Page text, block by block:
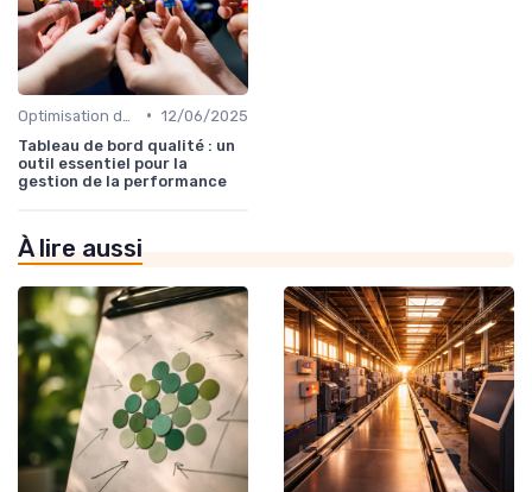
• 12/06/2025
Tableau de bord qualité : un
outil essentiel pour la
gestion de la performance
À lire aussi